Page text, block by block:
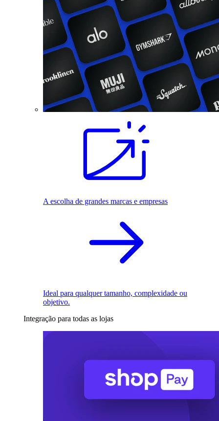
A escolha de grandes marcas e empresas
Ideal para qualquer tamanho, complexidade ou
objetivo.
Integração para todas as lojas